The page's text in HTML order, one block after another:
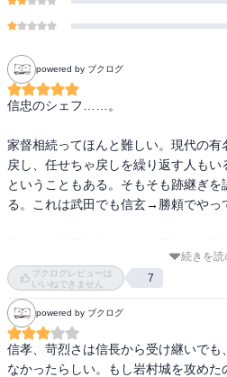
powered by ブクログ
信忠のシェフ……。
家督相続ってほんと難しい。現代の有
戻し、任せちゃ戻しを繰り返す人も
ということもある。そもそも跡継ぎ
る。これは武田でも信玄→勝頼でやっ
い。
続きを読
ブクログレビューは
いいねできません
7
powered by ブクログ
信孝、苛烈さは信長から受け継いで
なかったらしい。もし岩村城を攻め